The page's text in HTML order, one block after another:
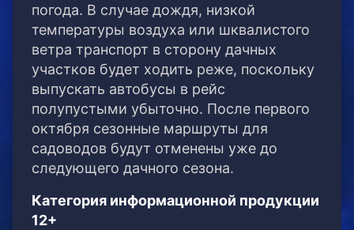
погода. В случае дождя, низкой
температуры воздуха или шквалистого
ветра транспорт в сторону дачных
участков будет ходить реже, поскольку
выпускать автобусы в рейс
полупустыми убыточно. После первого
октября сезонные маршруты для
садоводов будут отменены уже до
следующего дачного сезона.
Категория информационной продукции
12+